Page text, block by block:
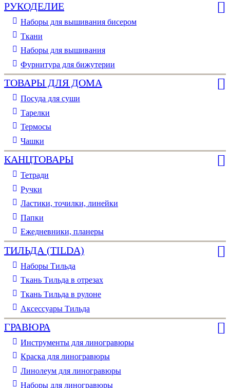
РУКОДЕЛИЕ
Наборы для вышивания бисером
Ткани
Наборы для вышивания
Фурнитура для бижутерии
ТОВАРЫ ДЛЯ ДОМА
Посуда для суши
Тарелки
Термосы
Чашки
КАНЦТОВАРЫ
Тетради
Ручки
Ластики, точилки, линейки
Папки
Ежедневники, планеры
ТИЛЬДА (TILDA)
Наборы Тильда
Ткань Тильда в отрезах
Ткань Тильда в рулоне
Аксессуары Тильда
ГРАВЮРА
Инструменты для линогравюры
Краска для линогравюры
Линолеум для линогравюры
Наборы для линогравюры